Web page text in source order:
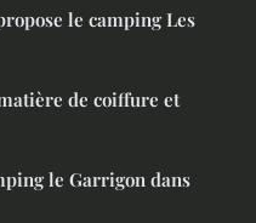
le camping Les
de coiffure et
le Garrigon dans